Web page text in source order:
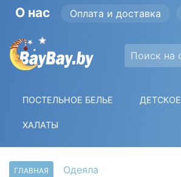
О нас Оплата и доставка
ПОСТЕЛЬНОЕ БЕЛЬЕ ДЕТСКОЕ
ХАЛАТЫ
ГЛАВНАЯ Одеяла